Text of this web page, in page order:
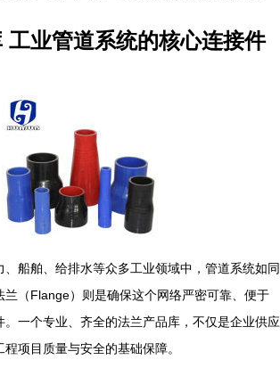
工业管道系统的核心连接件
、船舶、给排水等众多工业领域中，管道系统如同
兰（Flange）则是确保这个网络严密可靠、便于
一个专业、齐全的法兰产品库，不仅是企业供应
项目质量与安全的基础保障。